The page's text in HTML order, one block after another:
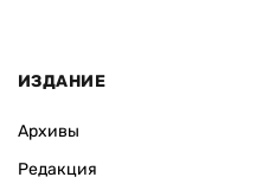
ИЗДАНИЕ
Архивы
Редакция